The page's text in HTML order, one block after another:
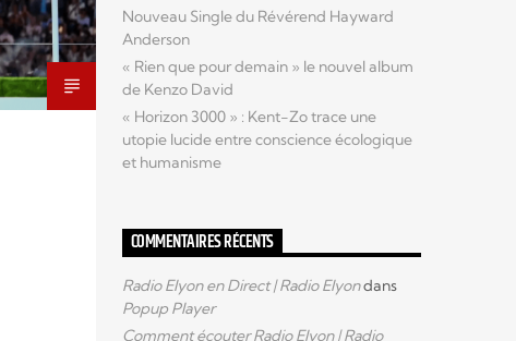
Nouveau Single du Révérend Hayward
Anderson
« Rien que pour demain » le nouvel album
de Kenzo David
« Horizon 3000 » : Kent-Zo trace une
utopie lucide entre conscience écologique
et humanisme
COMMENTAIRES RÉCENTS
Radio Elyon en Direct | Radio Elyondans
Popup Player
Comment écouter Radio Elyon | Radio